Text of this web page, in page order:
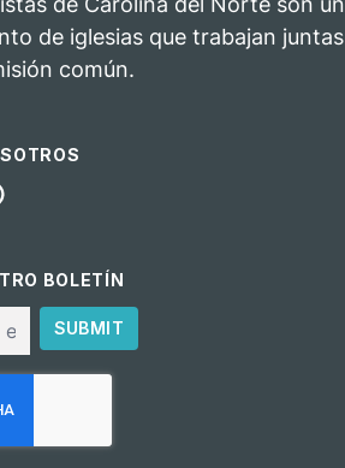
de iglesias que trabajan juntas
común.
BOLETÍN
SUBMIT